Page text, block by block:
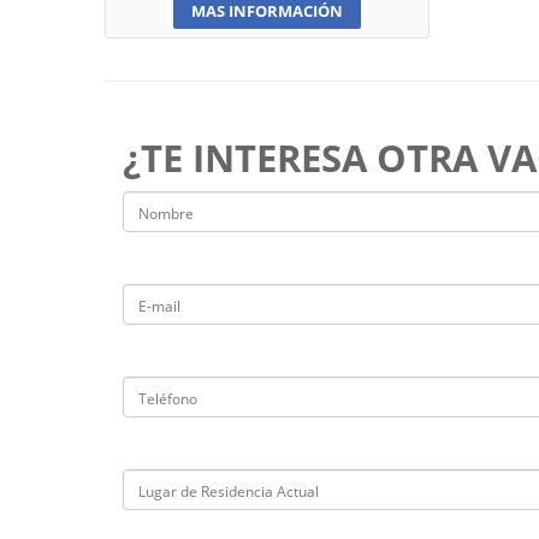
MAS INFORMACIÓN
¿TE INTERESA OTRA